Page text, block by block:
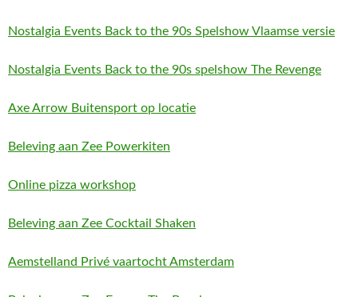
Nostalgia Events Back to the 90s Spelshow Vlaamse versie
Nostalgia Events Back to the 90s spelshow The Revenge
Axe Arrow Buitensport op locatie
Beleving aan Zee Powerkiten
Online pizza workshop
Beleving aan Zee Cocktail Shaken
Aemstelland Privé vaartocht Amsterdam